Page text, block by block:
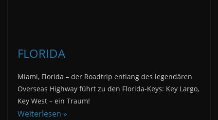
FLORIDA
Miami, Florida – der Roadtrip entlang des legendären
Overseas Highway führt zu den Florida-Keys: Key Largo,
Key West – ein Traum!
Weiterlesen »